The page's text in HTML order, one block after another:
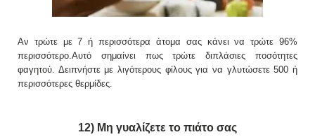
Αν τρώτε με 7 ή περισσότερα άτομα σας κάνει να τρώτε 96%
περισσότερο.Αυτό σημαίνει πως τρώτε διπλάσιες ποσότητες
φαγητού. Δειπνήστε με λιγότερους φίλους για να γλυτώσετε 500 ή
περισσότερες θερμίδες.
12) Μη γυαλίζετε το πιάτο σας